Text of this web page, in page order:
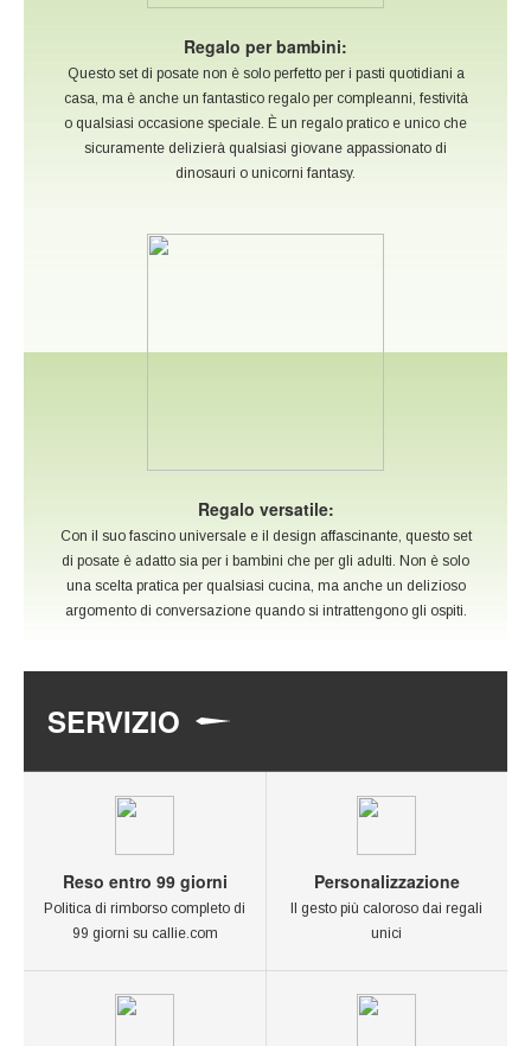
Regalo per bambini:
Questo set di posate non è solo perfetto per i pasti quotidiani a
casa, ma è anche un fantastico regalo per compleanni, festività
o qualsiasi occasione speciale. È un regalo pratico e unico che
sicuramente delizierà qualsiasi giovane appassionato di
dinosauri o unicorni fantasy.
Regalo versatile:
Con il suo fascino universale e il design affascinante, questo set
di posate è adatto sia per i bambini che per gli adulti. Non è solo
una scelta pratica per qualsiasi cucina, ma anche un delizioso
argomento di conversazione quando si intrattengono gli ospiti.
SERVIZIO
Reso entro 99 giorni
Politica di rimborso completo di
99 giorni su callie.com
Personalizzazione
Il gesto più caloroso dai regali
unici